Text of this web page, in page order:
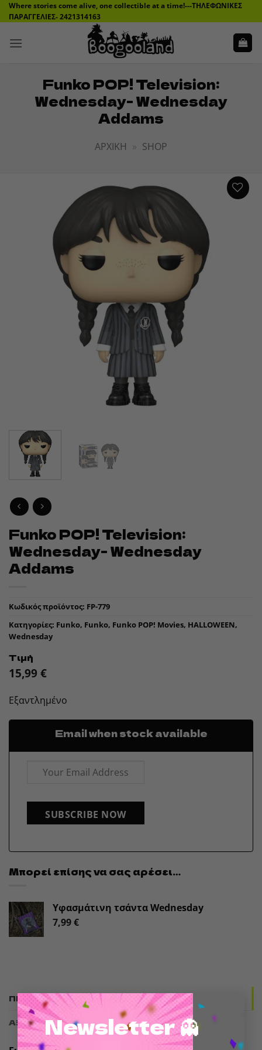
Newsletter 👻
Μετάβαση
στο
Where stories come alive, one collectible at a time!---ΤΗΛΕΦΩΝΙΚΕΣ
ΠΑΡΑΓΓΕΛΙΕΣ- 2421314163
Funko POP! Television:
Wednesday- Wednesday
Addams
ΑΡΧΙΚΉ » SHOP
WISHLIST
Funko POP! Television:
Wednesday- Wednesday
Addams
Κωδικός προϊόντος: FP-779
Κατηγορίες: Funko, Funko, Funko POP! Movies, HALLOWEEN,
Wednesday
Τιμή
15,99 €
Εξαντλημένο
Email when stock available
SUBSCRIBE NOW
Μπορεί επίσης να σας αρέσει…
Υφασμάτινη τσάντα Wednesday
7,99€
ΠΕΡΙΓΡΑΦΉ
ΑΞΙΟΛΟΓΉΣΕΙΣ (0)